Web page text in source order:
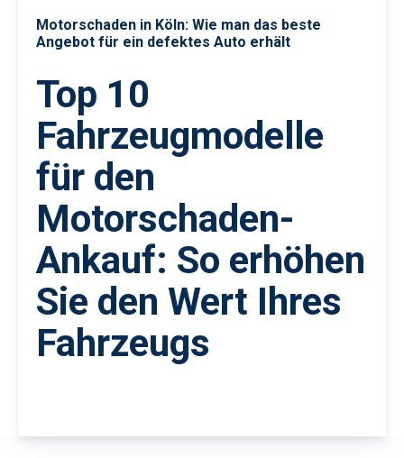
Motorschaden in Köln: Wie man das beste
Angebot für ein defektes Auto erhält
Top 10
Fahrzeugmodelle
für den
Motorschaden-
Ankauf: So erhöhen
Sie den Wert Ihres
Fahrzeugs